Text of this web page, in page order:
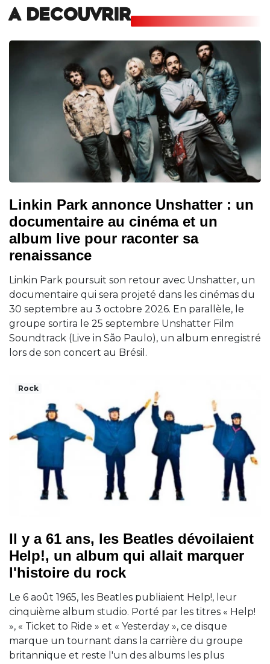
A DECOUVRIR
Linkin Park annonce Unshatter : un
documentaire au cinéma et un
album live pour raconter sa
renaissance
Linkin Park poursuit son retour avec Unshatter, un
documentaire qui sera projeté dans les cinémas du
30 septembre au 3 octobre 2026. En parallèle, le
groupe sortira le 25 septembre Unshatter Film
Soundtrack (Live in São Paulo), un album enregistré
lors de son concert au Brésil.
Rock
Il y a 61 ans, les Beatles dévoilaient
Help!, un album qui allait marquer
l'histoire du rock
Le 6 août 1965, les Beatles publiaient Help!, leur
cinquième album studio. Porté par les titres « Help!
», « Ticket to Ride » et « Yesterday », ce disque
marque un tournant dans la carrière du groupe
britannique et reste l'un des albums les plus